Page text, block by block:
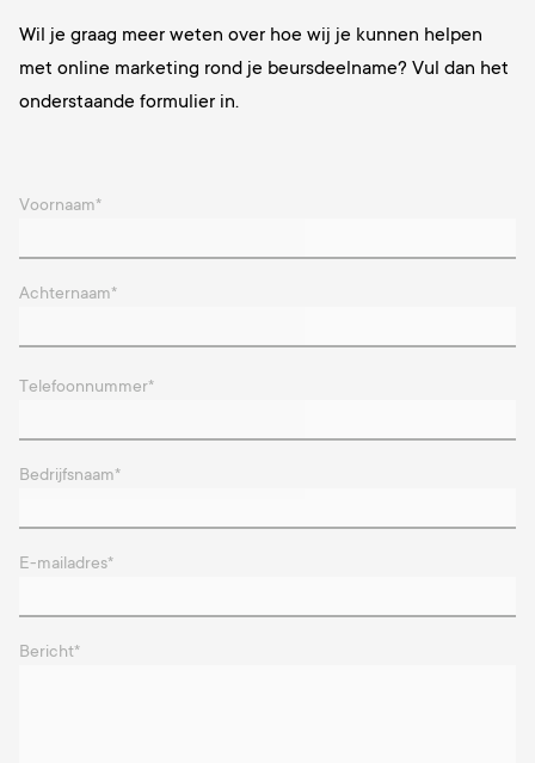
Wil je graag meer weten over hoe wij je kunnen helpen
met online marketing rond je beursdeelname? Vul dan het
onderstaande formulier in.
Voornaam*
Achternaam*
Telefoonnummer*
Bedrijfsnaam*
E-mailadres*
Bericht*